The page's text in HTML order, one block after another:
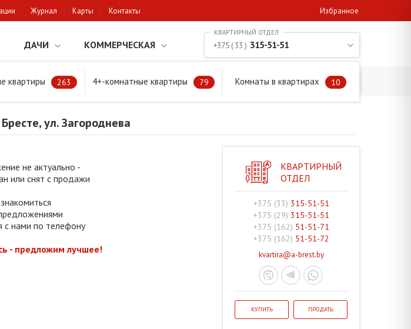
Журнал Карты Контакты Избранное
ДАЧИ КОММЕРЧЕСКАЯ
квартиры 263 4+-комнатные квартиры 79 Комнаты в квартирах 10
+375 ( 33 ) 315-51-51
ул. Загороднева
не актуально -
или снят с продажи
с нами по телефону
- предложим лучшее!
КВАРТИРНЫЙ
ОТДЕЛ
+375 (33) 315-51-51
+375 (29) 315-51-51
+375 (162) 51-51-71
+375 (162) 51-51-72
kvartira@a-brest.by
КУПИТЬ ПРОДАТЬ